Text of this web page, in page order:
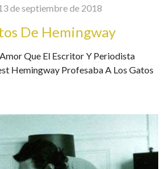
de septiembre de 2018
De Hemingway
Que El Escritor Y Periodista
Hemingway Profesaba A Los Gatos